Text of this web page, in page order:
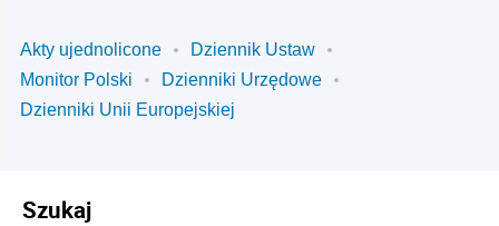
Akty ujednolicone
Dziennik Ustaw
Monitor Polski
Dzienniki Urzędowe
Dzienniki Unii Europejskiej
Szukaj